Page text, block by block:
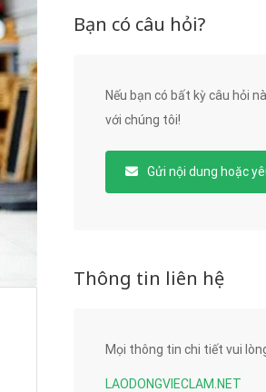
Bạn có câu hỏi?
Nếu bạn có bất kỳ câu hỏi
với chúng tôi!
Gửi nội dung hoặc
Thông tin liên hệ
Mọi thông tin chi tiết vui
LAODONGVIECLAM.NET